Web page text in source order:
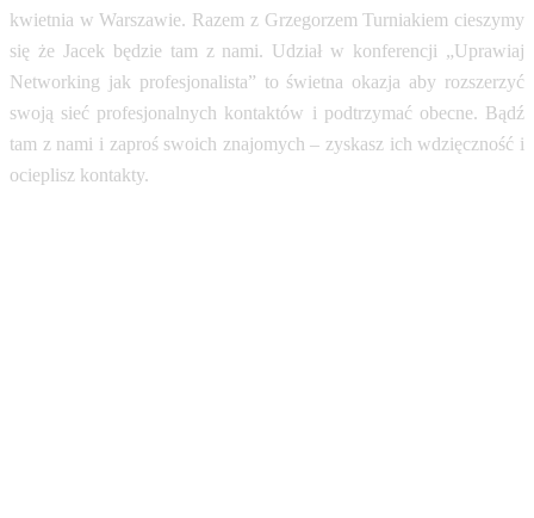
kwietnia w Warszawie. Razem z Grzegorzem Turniakiem cieszymy
się że Jacek będzie tam z nami. Udział w konferencji „Uprawiaj
Networking jak profesjonalista” to świetna okazja aby rozszerzyć
swoją sieć profesjonalnych kontaktów i podtrzymać obecne. Bądź
tam z nami i zaproś swoich znajomych – zyskasz ich wdzięczność i
ocieplisz kontakty.